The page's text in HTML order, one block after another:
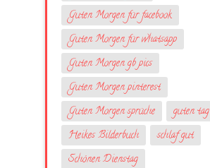
Guten Morgen für facebook
Guten Morgen für whatsapp
Guten Morgen gb pics
Guten Morgen pinterest
Guten Morgen sprüche
guten tag
Heikes Bilderbuch
schlaf gut
Schönen Dienstag